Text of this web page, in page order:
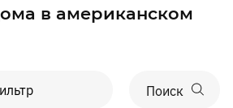
в американском
Поиск